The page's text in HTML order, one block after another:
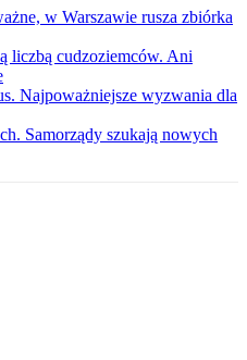
w Warszawie rusza zbiórka
liczbą cudzoziemców. Ani
Najpoważniejsze wyzwania dla
Samorządy szukają nowych